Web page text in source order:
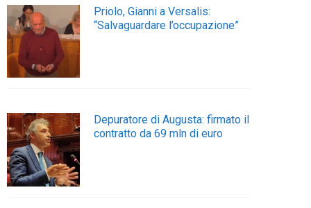
Priolo, Gianni a Versalis:
“Salvaguardare l’occupazione”
Depuratore di Augusta: firmato il
contratto da 69 mln di euro